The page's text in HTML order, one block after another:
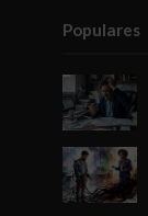
Populares